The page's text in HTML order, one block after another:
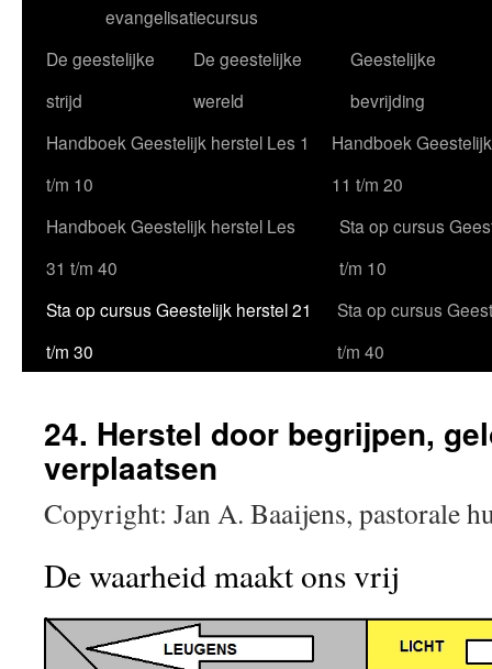
evangelisatiecursus
De geestelijke
strijd
De geestelijke
wereld
Geestelijke
bevrijding
Handboek Geestelijk herstel Les 1
t/m 10
Handboek
11 t/m 20
Handboek Geestelijk herstel Les
31 t/m 40
Sta op cursus
t/m 10
Sta op cursus Geestelijk herstel 21
t/m 30
Sta op cursus
t/m 40
24. Herstel door begrijpen,
verplaatsen
Copyright: Jan A. Baaijens, pastorale
De waarheid maakt ons vrij